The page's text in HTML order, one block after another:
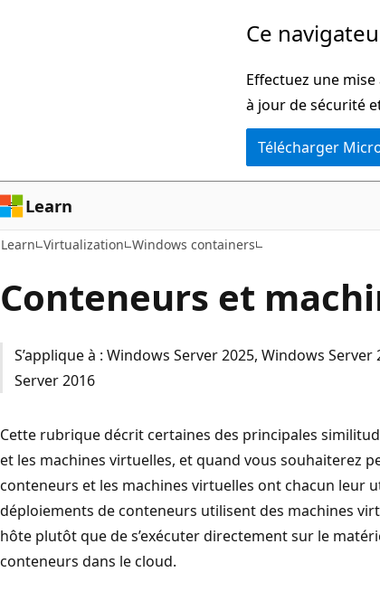
Ce
Effectuez une
à jour de sécurité
Télécharger
Learn
Learn Virtualization Windows containers
Conteneurs et
S’applique à : Windows Server 2025, Windows
Server 2016
Cette rubrique décrit certaines des principales
et les machines virtuelles, et quand vous souhaiterez
conteneurs et les machines virtuelles ont chacun leur
déploiements de conteneurs utilisent des machines
hôte plutôt que de s’exécuter directement sur le
conteneurs dans le cloud.